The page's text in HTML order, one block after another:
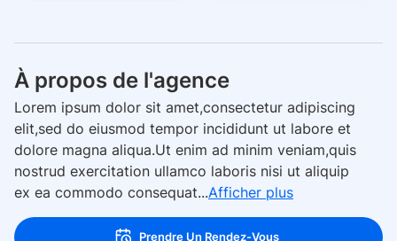
À propos de l'agence
Lorem ipsum dolor sit amet,consectetur adipiscing
elit,sed do eiusmod tempor incididunt ut labore et
dolore magna aliqua.Ut enim ad minim veniam,quis
nostrud exercitation ullamco laboris nisi ut aliquip
ex ea commodo consequat...Afficher plus
Prendre Un Rendez-Vous